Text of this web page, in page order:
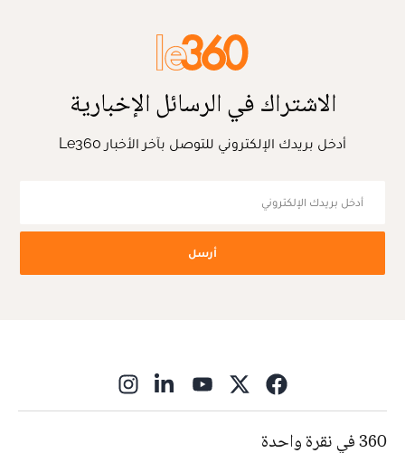
الاشتراك في الرسائل الإخبارية
أدخل بريدك الإلكتروني للتوصل بآخر الأخبار Le360
أرسل
360 في نقرة واحدة